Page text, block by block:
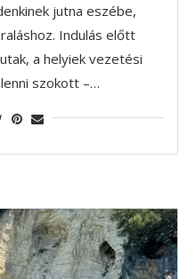
jutna eszébe,
Indulás előtt
a helyiek vezetési
szokott –…